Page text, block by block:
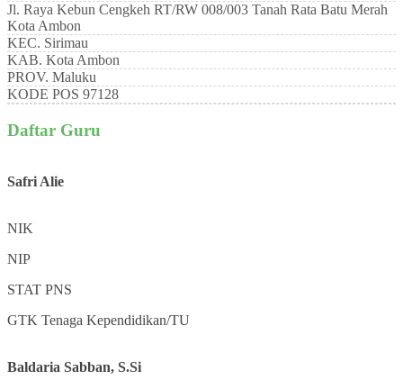
Jl. Raya Kebun Cengkeh RT/RW 008/003 Tanah Rata Batu Merah
Kota Ambon
KEC. Sirimau
KAB. Kota Ambon
PROV. Maluku
KODE POS 97128
Daftar Guru
Safri Alie
NIK
NIP
STAT PNS
GTK Tenaga Kependidikan/TU
Baldaria Sabban, S.Si